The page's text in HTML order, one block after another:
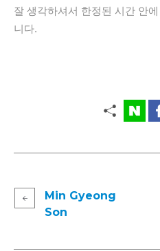
잘 생각하셔서 한정된 시간 안
니다.
Min Gyeong
Son